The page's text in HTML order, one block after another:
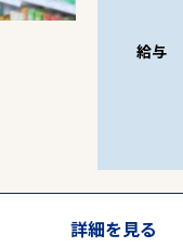
給与
詳細を見る